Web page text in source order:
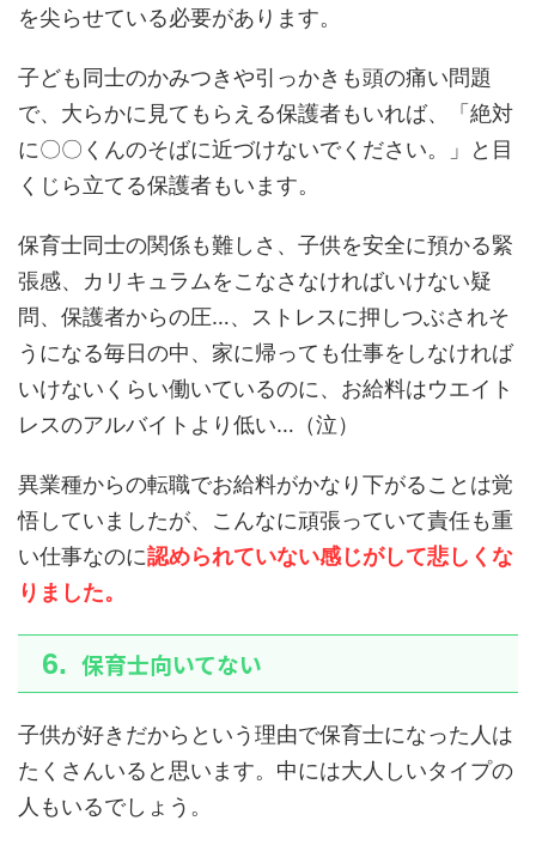
を尖らせている必要があります。
子ども同士のかみつきや引っかきも頭の痛い問題
で、大らかに見てもらえる保護者もいれば、「絶対
に〇〇くんのそばに近づけないでください。」と目
くじら立てる保護者もいます。
保育士同士の関係も難しさ、子供を安全に預かる緊
張感、カリキュラムをこなさなければいけない疑
問、保護者からの圧…、
ストレスに押しつぶされそ
うになる毎日の中、家に帰っても仕事をしなければ
いけないくらい働いているのに、お給料はウエイト
レスのアルバイトより低い…（泣）
異業種からの転職でお給料がかなり下がることは覚
悟していましたが、こんなに頑張っていて責任も重
い仕事なのに認められていない感じがして悲しくな
りました。
保育士向いてない
子供が好きだからという理由で保育士になった人は
たくさんいると思います。中には大人しいタイプの
人もいるでしょう。